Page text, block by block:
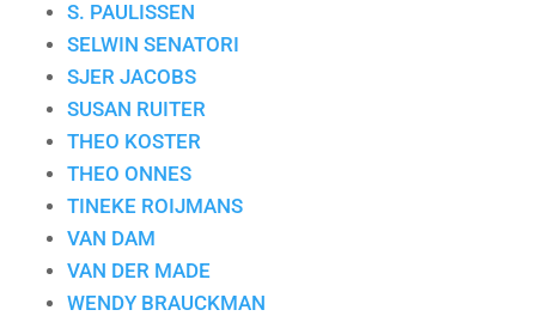
S. PAULISSEN
SELWIN SENATORI
SJER JACOBS
SUSAN RUITER
THEO KOSTER
THEO ONNES
TINEKE ROIJMANS
VAN DAM
VAN DER MADE
WENDY BRAUCKMAN